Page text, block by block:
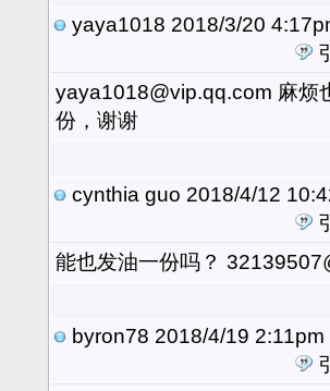
yaya1018 2018/3/20
yaya1018@vip.qq.com 麻烦
份，谢谢
cynthia guo 2018/4/12
能也发油一份吗？
byron78 2018/4/19 2:11pm